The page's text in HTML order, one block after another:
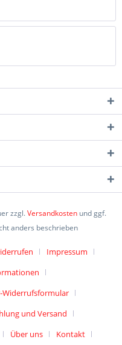
zzgl.Versandkosten und ggf.
anders beschrieben
Impressum
und Versand
Über uns Kontakt